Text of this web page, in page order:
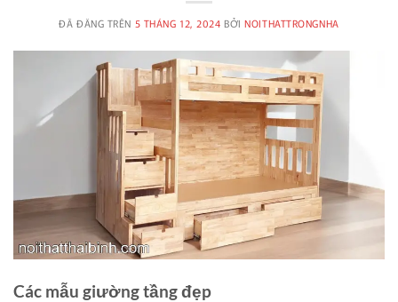
ĐÃ ĐĂNG TRÊN 5 THÁNG 12, 2024 BỞINOITHATTRONGNHA
Các mẫu giường tầng đẹp